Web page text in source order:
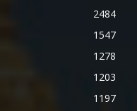
2484
1547
1278
1203
1197